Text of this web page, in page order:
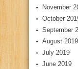
November
October
September
August 2019
July 2019
June 2019